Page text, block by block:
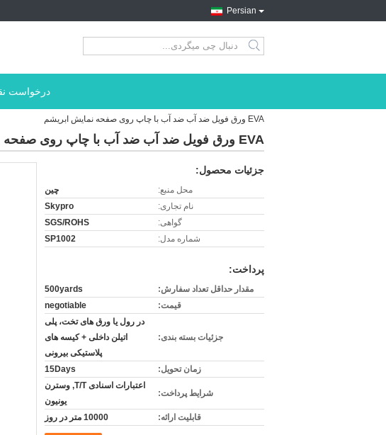
Persian
search
درخواست
EVA ورق فویل ضد آب ضد آب با چاپ روی صفحه نمایش ابریشم
EVA ورق فویل ضد آب ضد آب با چاپ روی صفحه نمایش ابریشم
جزئیات محصول:
محل منبع:
چین
نام تجاری:
Skypro
گواهی:
SGS/ROHS
شماره مدل:
SP1002
پرداخت:
مقدار حداقل تعداد سفارش:
500yards
قیمت:
negotiable
جزئیات بسته بندی:
در رول یا ورق های تخت، پلی
اتیلن داخلی + کیسه های
پلاستیکی بیرونی
زمان تحویل:
15Days
شرایط پرداخت:
اعتبارات اسنادی T/T, وسترن
یونیون
قابلیت ارائه:
10000 متر در روز